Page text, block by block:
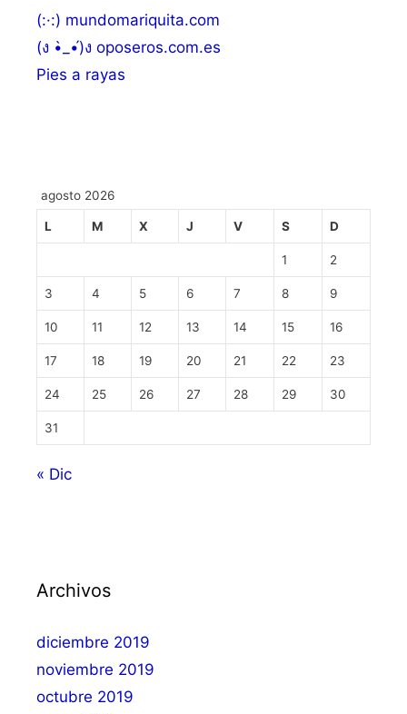
(:·:) mundomariquita.com
(ง •̀_•́)ง oposeros.com.es
Pies a rayas
agosto 2026
L M X J V S D
1 2
3 4 5 6 7 8 9
10 11 12 13 14 15 16
17 18 19 20 21 22 23
24 25 26 27 28 29 30
31
« Dic
Archivos
diciembre 2019
noviembre 2019
octubre 2019